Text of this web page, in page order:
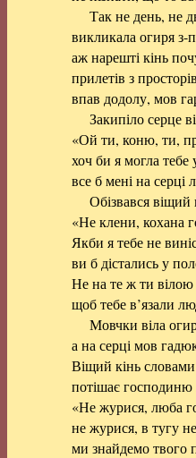
Так не день, не
викликала огиря з-
аж нарешті кінь
прилетів з
впав додолу, мов
Закипіло серце
«Ой ти, коню, ти,
хоч би я могла тебе
все б мені на серці
Обізвався віщий
«Не клени, кохана
Якби я тебе не
ви б дістались у
Не на те ж ти вілою
щоб тебе в’язали
Мовчки віла
а на серці мов
Віщий кінь
потішає
«Не журися, люба
не журися, в тугу
ми знайдемо твого